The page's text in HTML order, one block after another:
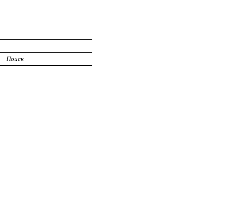
Поиск